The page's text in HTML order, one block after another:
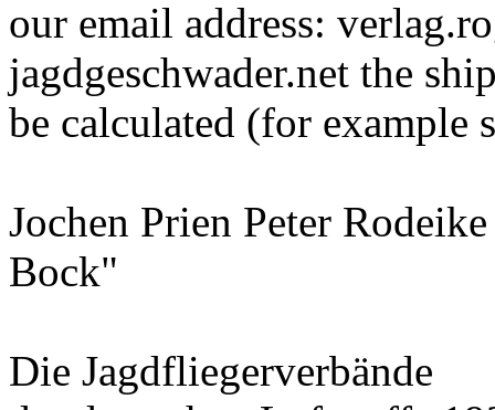
our email address:
jagdgeschwader.net the
be calculated (for example
Jochen Prien Peter
Bock"
Die Jagdfliegerverbände